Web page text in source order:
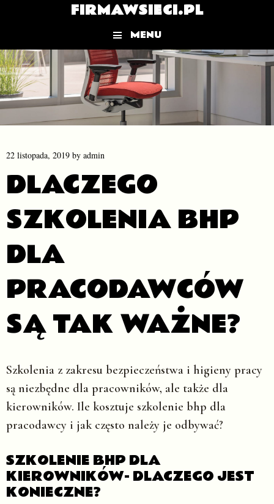
FIRMAWSIECI.PL
MENU
Skip to content
22 listopada, 2019 by admin
DLACZEGO
SZKOLENIA BHP
DLA
PRACODAWCÓW
SĄ TAK WAŻNE?
Szkolenia z zakresu bezpieczeństwa i higieny pracy
są niezbędne dla pracowników, ale także dla
kierowników. Ile kosztuje szkolenie bhp dla
pracodawcy i jak często należy je odbywać?
SZKOLENIE BHP DLA
KIEROWNIKÓW- DLACZEGO JEST
KONIECZNE?